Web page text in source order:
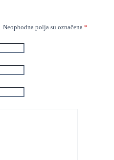
Neophodna polja su označena *